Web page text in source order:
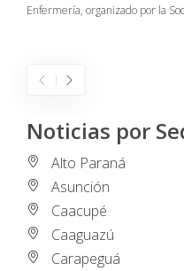
Enfermería, organizado por la
Noticias por
Alto Paraná
Asunción
Caacupé
Caaguazú
Carapeguá